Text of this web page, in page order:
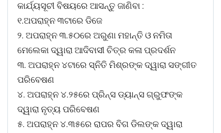
କାର୍ଯ୍ୟସୂଚୀ ବିଷୟରେ ଆସନ୍ତୁ ଜାଣିବା :
୧.ଅପରାହ୍ନ ୩ଟାରେ ଡିଜେ
୨. ଅପରାହ୍ନ ୩.୫୦ରେ ଅରୁଣା ମହାନ୍ତି ଓ ନମିତା
ମେଲେକା ଦ୍ୱାରା ଆଦିବାସୀ ଚିତ୍ର କଳା ପ୍ରଦର୍ଶନ
୩. ଅପରାହ୍ନ ୪ଟାରେ ସ୍ନିତି ମିଶ୍ରଙ୍କ ଦ୍ୱାରା ସଙ୍ଗୀତ
ପରିବେଷଣ
୪. ଅପରାହ୍ନ ୪.୨୫ରେ ପ୍ରିନ୍ସ ଡ୍ୟାନ୍ସ ଗ୍ରୁଫଙ୍କ
ଦ୍ୱାରା ନୃତ୍ୟ ପରିବେଷଣ
୫. ଅପରାହ୍ନ ୪.୩୫ରେ ରାପର ବିଗ ଡିଲଙ୍କ ଦ୍ୱାରା